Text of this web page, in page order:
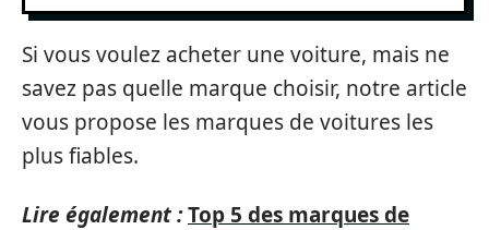
Si vous voulez acheter une voiture, mais ne
savez pas quelle marque choisir, notre article
vous propose les marques de voitures les
plus fiables.
Lire également :Top 5 des marques de